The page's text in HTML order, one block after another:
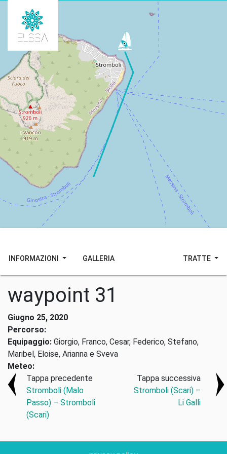
INFORMAZIONI GALLERIA TRATTE
waypoint 31
Giugno 25, 2020
Percorso:
Equipaggio: Giorgio, Franco, Cesar, Federico, Stefano,
Maribel, Eloise, Arianna e Sveva
Meteo:
Tappa precedente
Stromboli (Malo
Passo) – Stromboli
(Scari)
Tappa successiva
Stromboli (Scari) –
Li Galli